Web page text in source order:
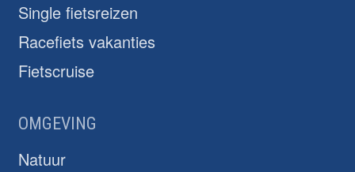
Single fietsreizen
Racefiets vakanties
Fietscruise
OMGEVING
Natuur